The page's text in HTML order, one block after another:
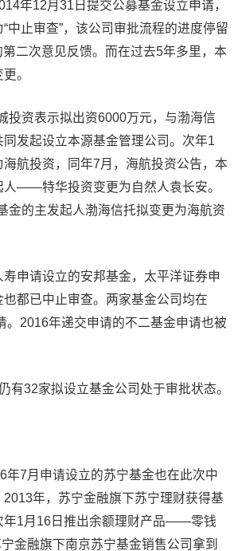
年12月31日提交公募基金设立申请，
中止审查”，该公司审批流程的进度停留
二次意见反馈。而在过去5年多里，本
。
投资表示拟出资6000万元，与渤海信
发起设立本源基金管理公司。次年1
海航投资，同年7月，海航投资公告，本
人——特华投资变更为自然人袁长安。
金的主发起人渤海信托拟变更为海航资
申请设立的安邦基金，太平洋证券申
都已中止审查。两家基金公司均在
。2016年递交申请的不二基金申请也被
有32家拟设立基金公司处于审批状态。
年7月申请设立的苏宁基金也在此次中
2013年，苏宁金融旗下苏宁理财获得基
年1月16日推出余额理财产品——零钱
金融旗下南京苏宁基金销售公司拿到